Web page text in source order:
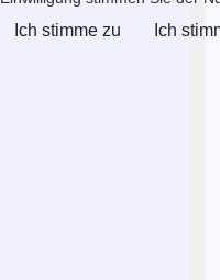
Ich stimme zu Ich